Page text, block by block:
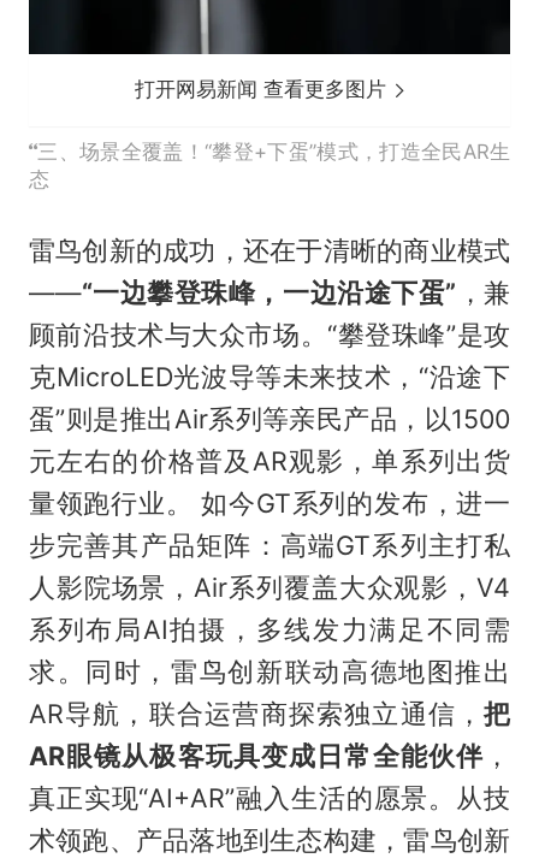
打开网易新闻 查看更多图片
三、场景全覆盖！“攀登+下蛋”模式，打造全民AR生
态
雷鸟创新的成功，还在于清晰的商业模式
——“一边攀登珠峰，一边沿途下蛋” ，兼
顾前沿技术与大众市场。“攀登珠峰”是攻
克MicroLED光波导等未来技术，“沿途下
蛋”则是推出Air系列等亲民产品，以1500
元左右的价格普及AR观影，单系列出货
量领跑行业。 如今GT系列的发布，进一
步完善其产品矩阵：高端GT系列主打私
人影院场景，Air系列覆盖大众观影，V4
系列布局AI拍摄，多线发力满足不同需
求。同时，雷鸟创新联动高德地图推出
AR导航，联合运营商探索独立通信，把
AR眼镜从极客玩具变成日常全能伙伴 ，
真正实现“AI+AR”融入生活的愿景。从技
术领跑、产品落地到生态构建，雷鸟创新